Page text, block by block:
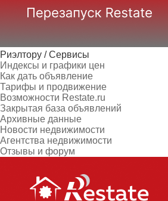
Риэлтору / Сервисы
Индексы и графики цен
Как дать объявление
Тарифы и продвижение
Возможности Restate.ru
Закрытая база объявлений
Архивные данные
Новости недвижимости
Агентства недвижимости
Отзывы и форум